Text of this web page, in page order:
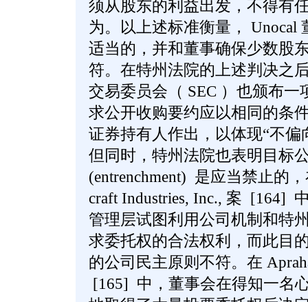
须从股东的利益出发，不得有
为。以上述标准衡量， Unocal
适当的，并和董事确保少数股
符。在特州法院的上述判决之
交易委员会（ SEC ）也颁布
求公开收购要约应以相同的条
证券持有人作出，以体现“不
但同时，特州法院也表明目标
(entrenchment) 是应当禁止的
craft Industries, Inc., 案 [164]
管理层试图利用公司机制和特
求委托权的合法权利，而此目
的公司民主原则不符。在
[165] 中，董事会在得知一名